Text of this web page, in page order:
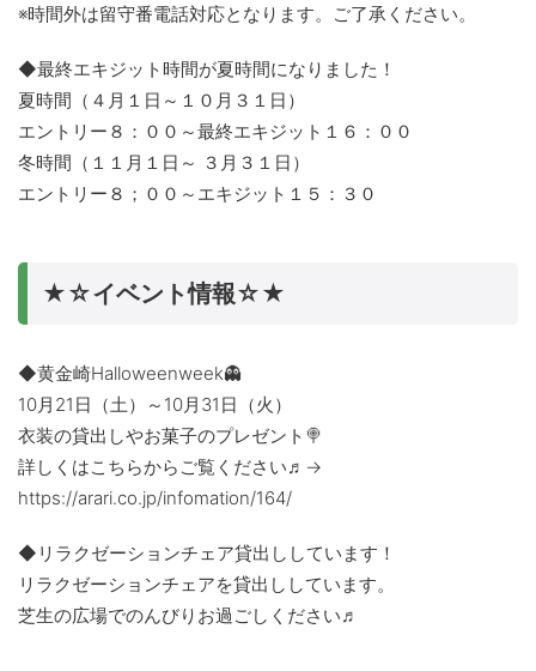
※時間外は留守番電話対応となります。ご了承ください。
◆最終エキジット時間が夏時間になりました！
夏時間（４月１日～１０月３１日）
エントリー８：００～最終エキジット１６：００
冬時間（１１月１日～ ３月３１日）
エントリー８；００～エキジット１５：３０
★☆イベント情報☆★
◆黄金崎Halloweenweek👻
10月21日（土）～10月31日（火）
衣装の貸出しやお菓子のプレゼント🍭
詳しくはこちらからご覧ください♬→
https://arari.co.jp/infomation/164/
◆リラクゼーションチェア貸出ししています！
リラクゼーションチェアを貸出ししています。
芝生の広場でのんびりお過ごしください♬